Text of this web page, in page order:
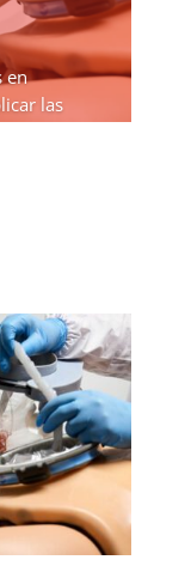
en
las